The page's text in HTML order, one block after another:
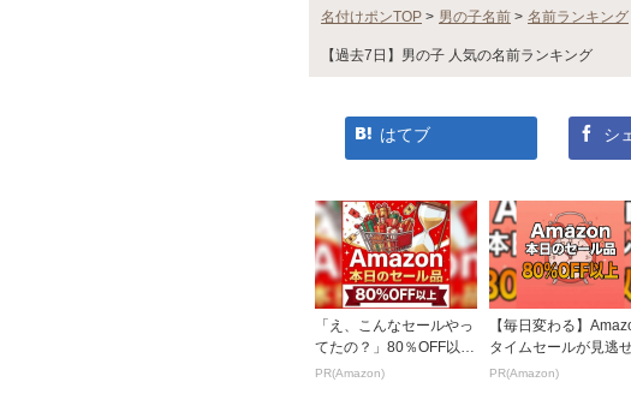
名付けポンTOP > 男の子名前 > 名前ランキング
【過去7日】男の子 人気の名前ランキング
はてブ シ
「え、こんなセールやっ
てたの？」80％OFF以上
が続々登場！Amazonの
PR(Amazon)
【毎日変わる】
タイムセールが見逃
い！
PR(Amazon)